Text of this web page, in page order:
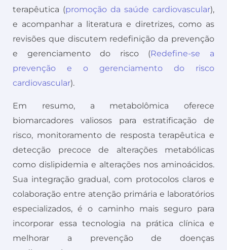
terapêutica (promoção da saúde cardiovascular),
e acompanhar a literatura e diretrizes, como as
revisões que discutem redefinição da prevenção
e gerenciamento do risco (Redefine-se a
prevenção e o gerenciamento do risco
cardiovascular).
Em resumo, a metabolômica oferece
biomarcadores valiosos para estratificação de
risco, monitoramento de resposta terapêutica e
detecção precoce de alterações metabólicas
como dislipidemia e alterações nos aminoácidos.
Sua integração gradual, com protocolos claros e
colaboração entre atenção primária e laboratórios
especializados, é o caminho mais seguro para
incorporar essa tecnologia na prática clínica e
melhorar a prevenção de doenças